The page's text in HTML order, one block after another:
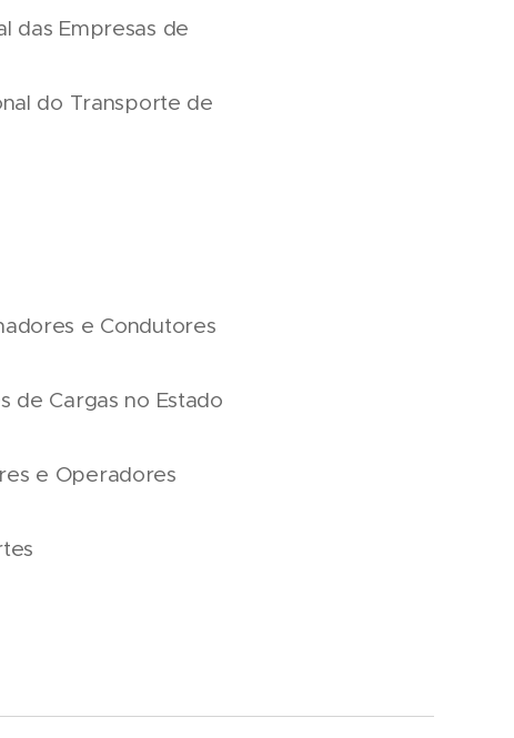
das Empresas de
do Transporte de
e Condutores
de Cargas no Estado
e Operadores